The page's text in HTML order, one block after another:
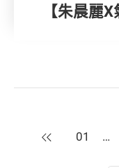
【朱晨麗
上一頁
01 …